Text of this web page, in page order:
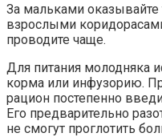
За мальками оказывайте
взрослыми
проводите чаще.
Для питания молодняка
корма или инфузорию.
рацион постепенно
Его предварительно
не смогут проглотить